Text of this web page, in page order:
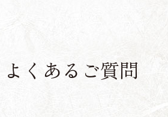
よくあるご質問